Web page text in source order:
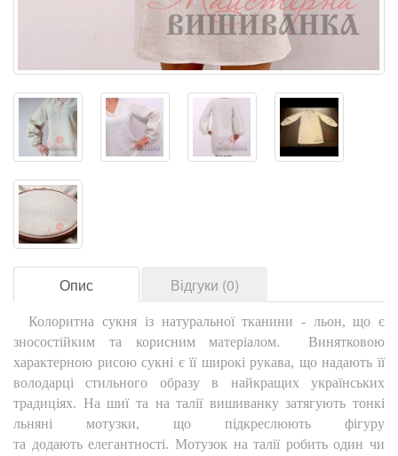
Опис Відгуки (0)
Колоритна сукня із натуральної тканини - льон, що є
зносостійким та корисним матеріалом. Винятковою
характерною рисою сукні є її широкі рукава, що надають її
володарці стильного образу в найкращих українських
традиціях. На шиї та на талії вишиванку затягують тонкі
льняні мотузки, що підкреслюють фігуру
та додають елегантності. Мотузок на талії робить один чи